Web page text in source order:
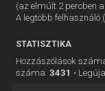
(az elmúlt 2 percben
A legtöbb felhasználó (
STATISZTIKA
Hozzászólások
száma: 3431 •